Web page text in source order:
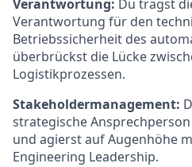
Verantwortung: Du trägst
Verantwortung für den
Betriebssicherheit des
überbrückst die Lücke
Logistikprozessen.
Stakeholdermanagement:
strategische
und agierst auf Augenhöhe
Engineering Leadership.